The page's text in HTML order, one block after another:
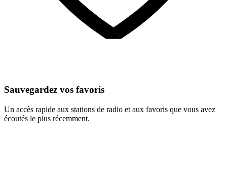
Sauvegardez vos favoris
Un accès rapide aux stations de radio et aux favoris que vous avez
écoutés le plus récemment.